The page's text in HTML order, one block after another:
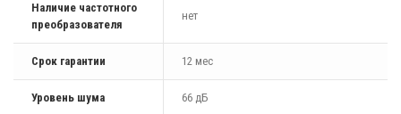
Наличие частотного
преобразователя
нет
Срок гарантии 12 мес
Уровень шума 66 дБ